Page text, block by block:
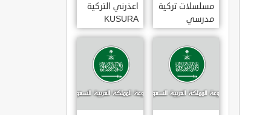
مسلسلات تركية
مدرسي
رومانسي و
كوميدي و
درامي مدبلج.
في تركيا
اعذرني التركية
KUSURA
BAKMA
مترجمة للعربية
غناء المطربة
سيزن أكسو
SEZEN AKSU